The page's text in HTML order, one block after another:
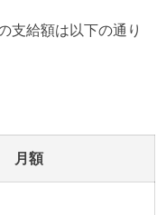
支給額は以下の通り
月額